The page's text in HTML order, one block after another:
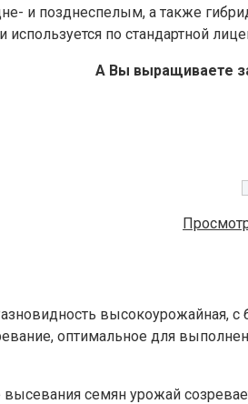
и позднеспелым, а также
по стандартной
А Вы выращиваете
оптимальное для
семян урожай